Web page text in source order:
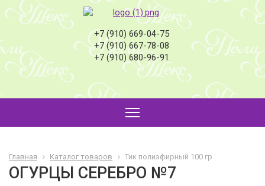
+7 (910) 669-04-75
+7 (910) 667-78-08
+7 (910) 680-96-91
Главная Каталог товаров Тик полиэфирный 100 гр
ОГУРЦЫ СЕРЕБРО №7